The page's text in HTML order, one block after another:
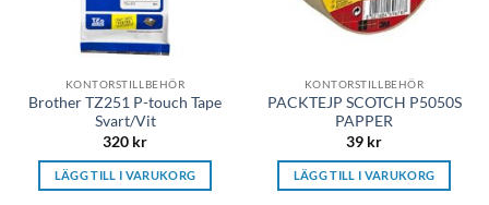
KONTORSTILLBEHÖR
Brother TZ251 P-touch Tape
Svart/Vit
320 kr
LÄGG TILL I VARUKORG
KONTORSTILLBEHÖR
PACKTEJP SCOTCH P5050S
PAPPER
39 kr
LÄGG TILL I VARUKORG